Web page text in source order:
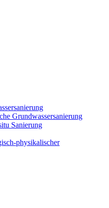
Grundwassersanierung
Sanierung
physikalischer